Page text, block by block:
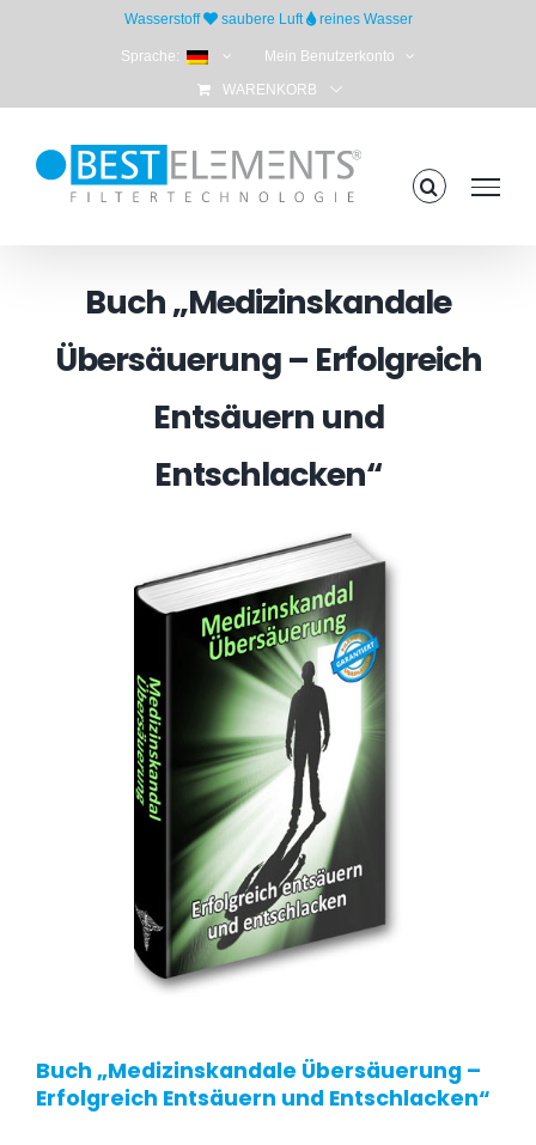
Wasserstoff saubere Luft reines Wasser
Sprache: Mein Benutzerkonto
WARENKORB
Buch „Medizinskandale
Übersäuerung – Erfolgreich
Entsäuern und
Entschlacken“
Buch „Medizinskandale Übersäuerung –
Erfolgreich Entsäuern und Entschlacken“